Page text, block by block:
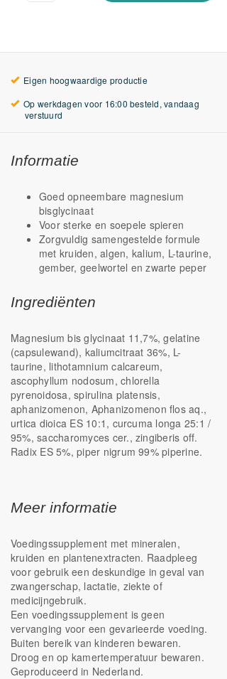
Eigen hoogwaardige productie
Op werkdagen voor 16:00 besteld, vandaag
verstuurd
Informatie
Goed opneembare magnesium
bisglycinaat
Voor sterke en soepele spieren
Zorgvuldig samengestelde formule
met kruiden, algen, kalium, L-taurine,
gember, geelwortel en zwarte peper
Ingrediënten
Magnesium bis glycinaat 11,7%, gelatine
(capsulewand), kaliumcitraat 36%, L-
taurine, lithotamnium calcareum,
ascophyllum nodosum, chlorella
pyrenoidosa, spirulina platensis,
aphanizomenon, Aphanizomenon flos aq.,
urtica dioica ES 10:1, curcuma longa 25:1 /
95%, saccharomyces cer., zingiberis off.
Radix ES 5%, piper nigrum 99% piperine.
Meer informatie
Voedingssupplement met mineralen,
kruiden en plantenextracten. Raadpleeg
voor gebruik een deskundige in geval van
zwangerschap, lactatie, ziekte of
medicijngebruik.
Een voedingssupplement is geen
vervanging voor een gevarieerde voeding.
Buiten bereik van kinderen bewaren.
Droog en op kamertemperatuur bewaren.
Geproduceerd in Nederland.